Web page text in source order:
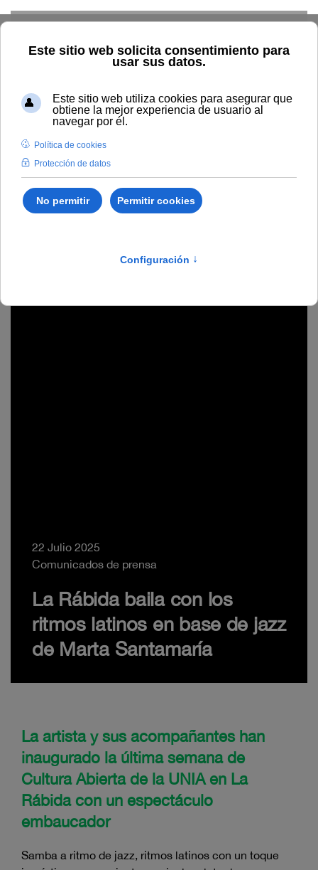
22 Julio 2025
Comunicados de prensa
La Rábida baila con los
ritmos latinos en base de jazz
de Marta Santamaría
La artista y sus acompañantes han
inaugurado la última semana de
Cultura Abierta de la UNIA en La
Rábida con un espectáculo
embaucador
Samba a ritmo de jazz, ritmos latinos con un toque